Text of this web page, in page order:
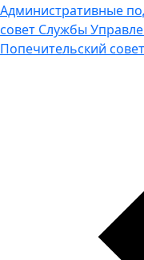
Административные
совет Службы
Попечительский совет